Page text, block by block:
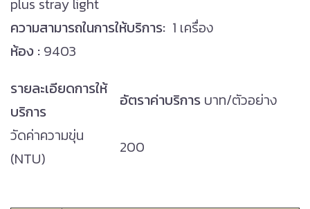
plus stray light
ความสามารถในการให้บริการ: 1 เครื่อง
ห้อง : 9403
รายละเอียดการให้
บริการ
อัตราค่าบริการ บาท/ตัวอย่าง
วัดค่าความขุ่น
(NTU)
200